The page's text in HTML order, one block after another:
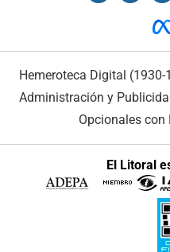
Hemeroteca Digital (1930-
Administración y
Opcionales con
El Litoral